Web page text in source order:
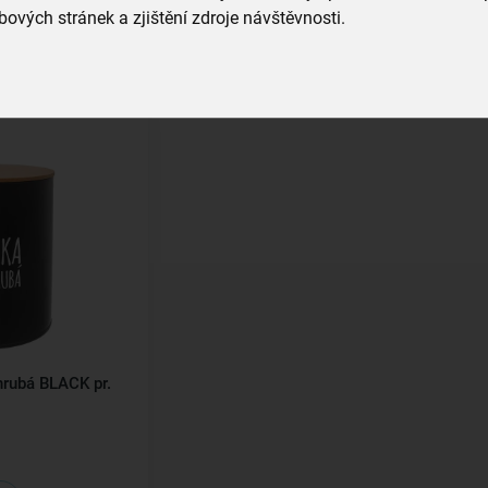
stránek a zjištění zdroje návštěvnosti.
179,00 Kč
BLACK pr.